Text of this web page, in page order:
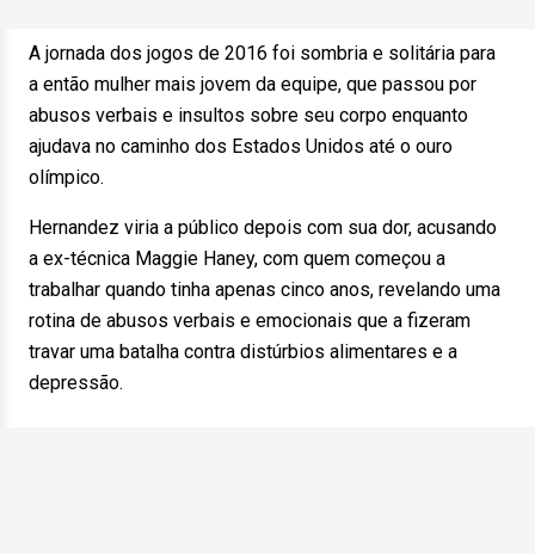
A jornada dos jogos de 2016 foi sombria e solitária para
a então mulher mais jovem da equipe, que passou por
abusos verbais e insultos sobre seu corpo enquanto
ajudava no caminho dos Estados Unidos até o ouro
olímpico.
Hernandez viria a público depois com sua dor, acusando
a ex-técnica Maggie Haney, com quem começou a
trabalhar quando tinha apenas cinco anos, revelando uma
rotina de abusos verbais e emocionais que a fizeram
travar uma batalha contra distúrbios alimentares e a
depressão.